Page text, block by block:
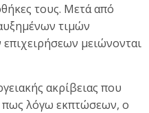
τους. Μετά από
τιμών
μειώνονται
ακρίβειας που
πως λόγω εκπτώσεων, ο